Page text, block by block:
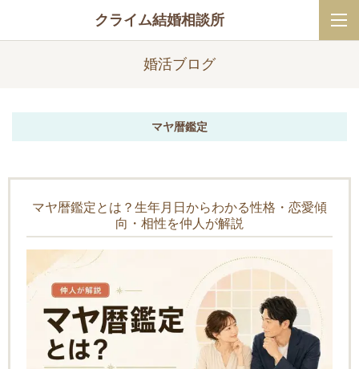
クライム結婚相談所
婚活ブログ
マヤ暦鑑定
マヤ暦鑑定とは？生年月日からわかる性格・恋愛傾
向・相性を仲人が解説